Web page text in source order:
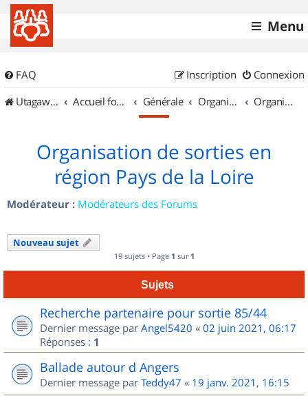
Menu
FAQ Connexion
Inscription
UtagawaVTT (Randos VTT et VTTAE avec traces GPS)
Accueil forum Générale Organisation de sorties & Recherche de partenaires Organisation de sorties en région Pays de la Loire
Organisation de sorties en
région Pays de la Loire
Modérateur : Modérateurs des Forums
Nouveau sujet
19 sujets • Page 1 sur 1
Sujets
Recherche partenaire pour sortie 85/44
Dernier message par Angel5420 « 02 juin 2021, 06:17
Réponses : 1
Ballade autour d Angers
Dernier message par Teddy47 « 19 janv. 2021, 16:15